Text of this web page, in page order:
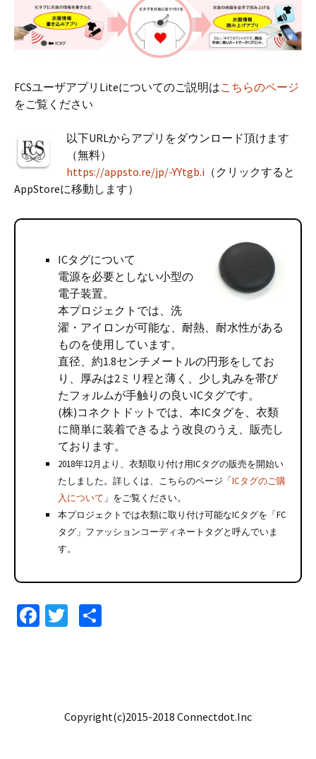
FCSユーザアプリLiteについてのご説明はこちらのページ
をご覧ください
以下URLからアプリをダウンロード頂けます
（無料）
https://appsto.re/jp/-YYtgb.i （クリックすると
AppStoreに移動します）
ICタグについて
電源を必要としない小型の
電子装置。
本プロジェクトでは、洗
濯・アイロンが可能な、耐熱、耐水性がある
ものを使用しています。
直径、約1.8センチメートルの円形をしてお
り、厚みは2ミリ程と薄く、少し丸みを帯び
たフォルムが手触りの良いICタグです。
(株)コネクトドットでは、本ICタグを、衣類
に簡単に装着できるよう改良のうえ、販売し
ております。
2018年12月より、衣類取り付け用ICタグの販売を開始い
たしました。詳しくは、こちらのページ「ICタグのご購
入について 」をご覧ください。
本プロジェクトでは衣類に取り付け可能なICタグを「FC
タグ」ファッションコーディネートタグと呼んでいま
す。
Fa
T
Copyright(c)2015-2018 Connectdot.Inc